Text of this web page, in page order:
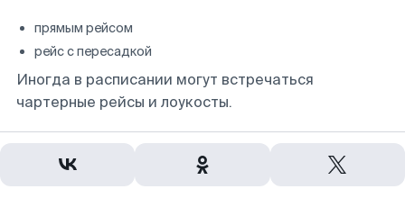
прямым рейсом
рейс с пересадкой
Иногда в расписании могут встречаться
чартерные рейсы и лоукосты.